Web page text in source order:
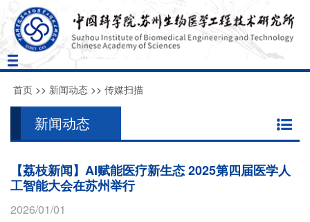
Toggle
navigation
首页 >> 新闻动态 >> 传媒扫描
新闻动态
【荔枝新闻】AI赋能医疗新生态 2025第四届医学人
工智能大会在苏州举行
2026/01/01